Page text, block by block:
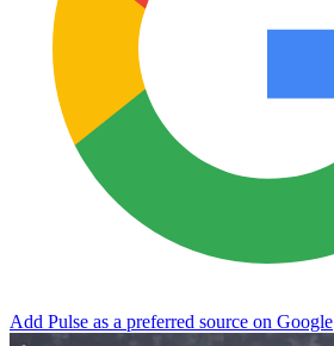
Add Pulse as a preferred source on Google